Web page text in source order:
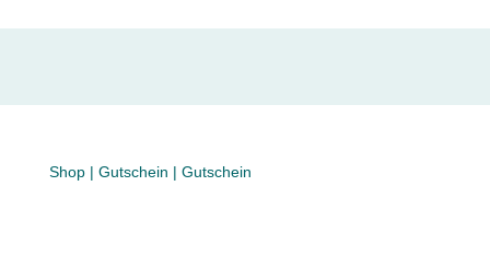
Shop| Gutschein | Gutschein